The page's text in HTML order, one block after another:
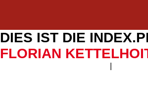
DIES IST DIE
FLORIAN